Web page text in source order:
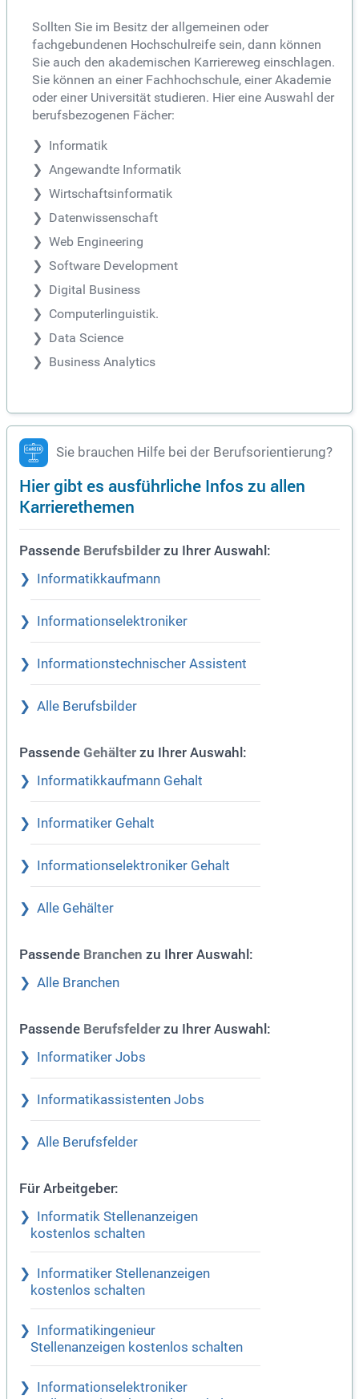
Sollten Sie im Besitz der allgemeinen oder
fachgebundenen Hochschulreife sein, dann können
Sie auch den akademischen Karriereweg einschlagen.
Sie können an einer Fachhochschule, einer Akademie
oder einer Universität studieren. Hier eine Auswahl der
berufsbezogenen Fächer:
Informatik
Angewandte Informatik
Wirtschaftsinformatik
Datenwissenschaft
Web Engineering
Software Development
Digital Business
Computerlinguistik.
Data Science
Business Analytics
Sie brauchen Hilfe bei der Berufsorientierung?
Hier gibt es ausführliche Infos zu allen
Karrierethemen
Passende Berufsbilder zu Ihrer Auswahl:
Informatikkaufmann
Informationselektroniker
Informationstechnischer Assistent
Alle Berufsbilder
Passende Gehälter zu Ihrer Auswahl:
Informatikkaufmann Gehalt
Informatiker Gehalt
Informationselektroniker Gehalt
Alle Gehälter
Passende Branchen zu Ihrer Auswahl:
Alle Branchen
Passende Berufsfelder zu Ihrer Auswahl:
Informatiker Jobs
Informatikassistenten Jobs
Alle Berufsfelder
Für Arbeitgeber:
Informatik Stellenanzeigen
kostenlos schalten
Informatiker Stellenanzeigen
kostenlos schalten
Informatikingenieur
Stellenanzeigen kostenlos schalten
Informationselektroniker